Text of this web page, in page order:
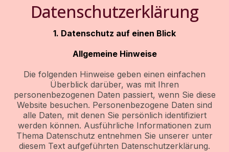
Datenschutzerklärung
1. Datenschutz auf einen Blick
Allgemeine Hinweise
Die folgenden Hinweise geben einen einfachen
Überblick darüber, was mit Ihren
personenbezogenen Daten passiert, wenn Sie diese
Website besuchen. Personenbezogene Daten sind
alle Daten, mit denen Sie persönlich identifiziert
werden können. Ausführliche Informationen zum
Thema Datenschutz entnehmen Sie unserer unter
diesem Text aufgeführten Datenschutzerklärung.